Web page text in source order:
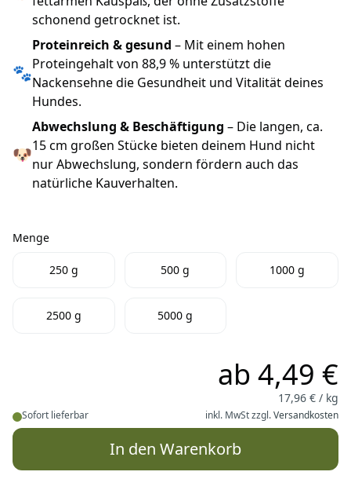
schonend getrocknet ist.
🐾
Proteinreich & gesund – Mit einem hohen
Proteingehalt von 88,9 % unterstützt die
Nackensehne die Gesundheit und Vitalität deines
Hundes.
🐶
Abwechslung & Beschäftigung – Die langen, ca.
15 cm großen Stücke bieten deinem Hund nicht
nur Abwechslung, sondern fördern auch das
natürliche Kauverhalten.
Menge
250 g 500 g 1000 g
2500 g 5000 g
Sofort lieferbar
ab 4,49 €
17,96 € / kg
inkl. MwSt zzgl.Versandkosten
In den Warenkorb